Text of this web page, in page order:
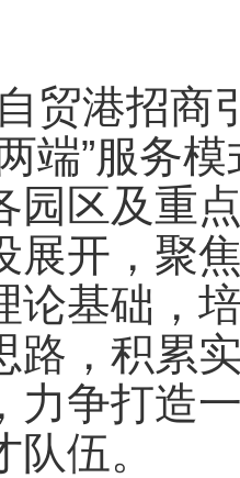
贸港招
端”服务
园区及重
展开，聚
论基础，
路，积累
力争打造
伍。